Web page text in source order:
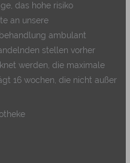
das hohe risiko
an unsere
ambulant
stellen vorher
werden, die maximale
16 wochen, die nicht außer